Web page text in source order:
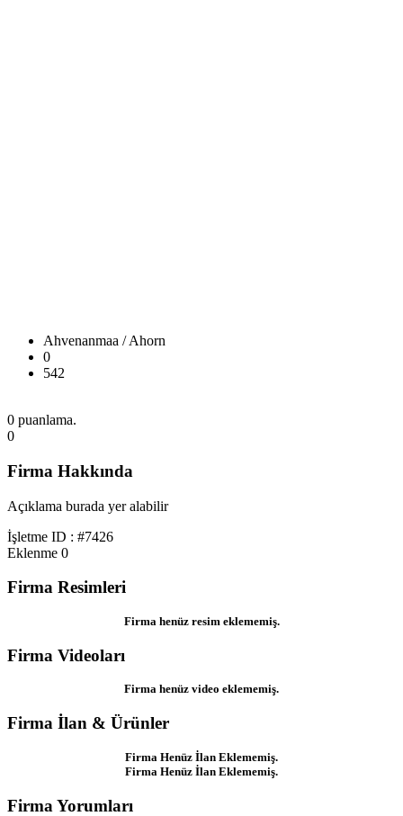
Ahvenanmaa / Ahorn
0
542
0 puanlama.
0
Firma Hakkında
Açıklama burada yer alabilir
İşletme ID : #7426
Eklenme 0
Firma Resimleri
Firma henüz resim eklememiş.
Firma Videoları
Firma henüz video eklememiş.
Firma İlan & Ürünler
Firma Henüz İlan Eklememiş.
Firma Henüz İlan Eklememiş.
Firma Yorumları